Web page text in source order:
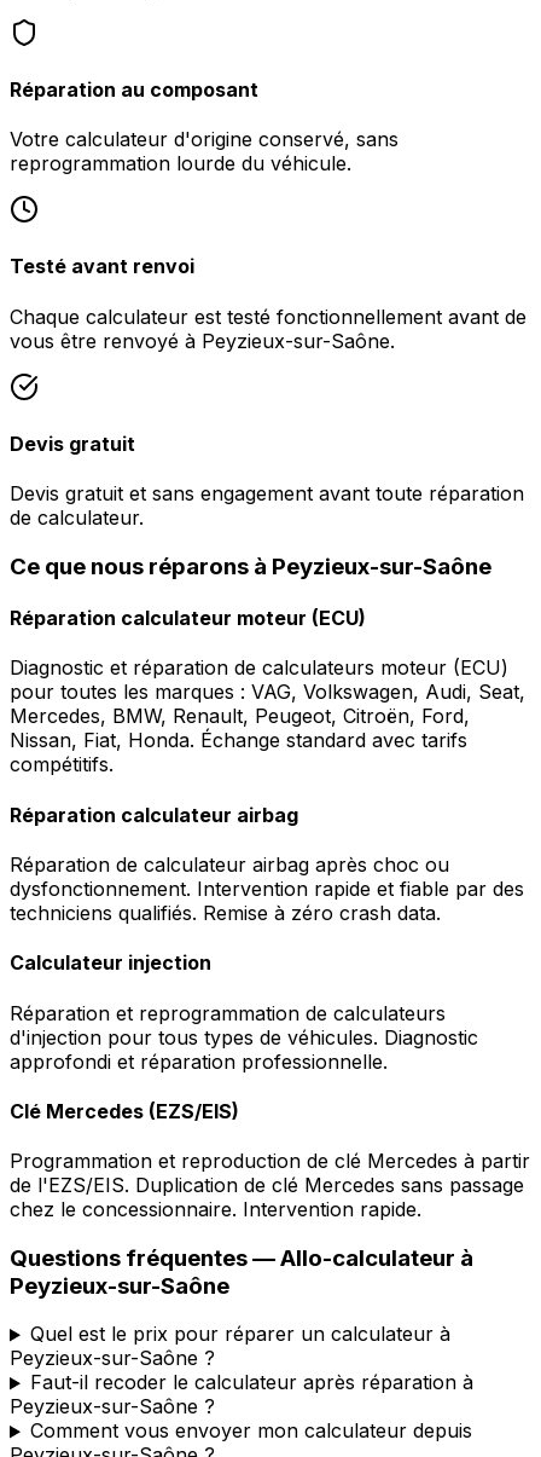
Réparation au composant
Votre calculateur d'origine conservé, sans
reprogrammation lourde du véhicule.
Testé avant renvoi
Chaque calculateur est testé fonctionnellement avant de
vous être renvoyé à Peyzieux-sur-Saône.
Devis gratuit
Devis gratuit et sans engagement avant toute réparation
de calculateur.
Ce que nous réparons à Peyzieux-sur-Saône
Réparation calculateur moteur (ECU)
Diagnostic et réparation de calculateurs moteur (ECU)
pour toutes les marques : VAG, Volkswagen, Audi, Seat,
Mercedes, BMW, Renault, Peugeot, Citroën, Ford,
Nissan, Fiat, Honda. Échange standard avec tarifs
compétitifs.
Réparation calculateur airbag
Réparation de calculateur airbag après choc ou
dysfonctionnement. Intervention rapide et fiable par des
techniciens qualifiés. Remise à zéro crash data.
Calculateur injection
Réparation et reprogrammation de calculateurs
d'injection pour tous types de véhicules. Diagnostic
approfondi et réparation professionnelle.
Clé Mercedes (EZS/EIS)
Programmation et reproduction de clé Mercedes à partir
de l'EZS/EIS. Duplication de clé Mercedes sans passage
chez le concessionnaire. Intervention rapide.
Questions fréquentes —Allo-calculateur à
Peyzieux-sur-Saône
Quel est le prix pour réparer un calculateur à
Peyzieux-sur-Saône ?
Faut-il recoder le calculateur après réparation à
Peyzieux-sur-Saône ?
Comment vous envoyer mon calculateur depuis